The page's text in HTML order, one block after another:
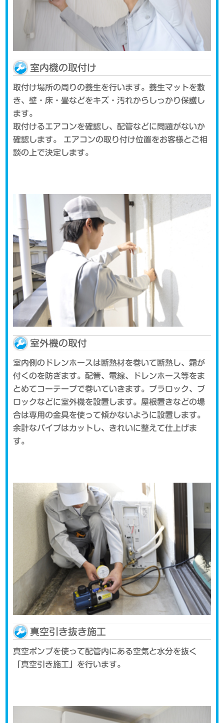
室内機の取付け
取付け場所の周りの養生を行います。養生マットを敷
き、壁・床・畳などをキズ・汚れからしっかり保護し
ます。
取付けるエアコンを確認し、配管などに問題がないか
確認します。 エアコンの取り付け位置をお客様とご相
談の上で決定します。
室外機の取付
室内側のドレンホースは断熱材を巻いて断熱し、霜が
付くのを防ぎます。配管、電線、ドレンホース等をま
とめてコーテープで巻いていきます。プラロック、ブ
ロックなどに室外機を設置します。屋根置きなどの場
合は専用の金具を使って傾かないように設置します。
余計なパイプはカットし、きれいに整えて仕上げま
す。
真空引き抜き施工
真空ポンプを使って配管内にある空気と水分を抜く
「真空引き施工」を行います。